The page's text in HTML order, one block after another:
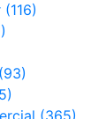
(365)